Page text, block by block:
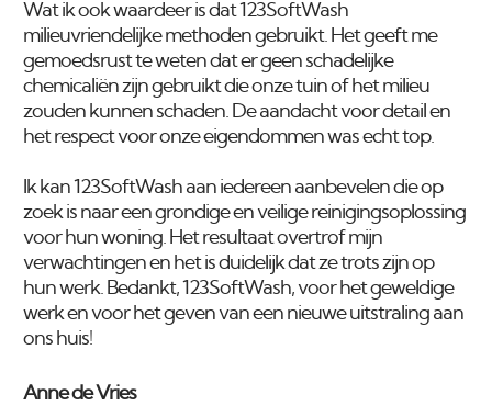
Wat ik ook waardeer is dat 123SoftWash
milieuvriendelijke methoden gebruikt. Het geeft me
gemoedsrust te weten dat er geen schadelijke
chemicaliën zijn gebruikt die onze tuin of het milieu
zouden kunnen schaden. De aandacht voor detail en
het respect voor onze eigendommen was echt top.
Ik kan 123SoftWash aan iedereen aanbevelen die op
zoek is naar een grondige en veilige reinigingsoplossing
voor hun woning. Het resultaat overtrof mijn
verwachtingen en het is duidelijk dat ze trots zijn op
hun werk. Bedankt, 123SoftWash, voor het geweldige
werk en voor het geven van een nieuwe uitstraling aan
ons huis!
Anne de Vries